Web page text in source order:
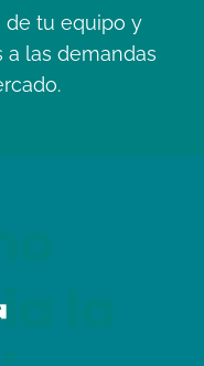
de tu equipo y
las demandas
la